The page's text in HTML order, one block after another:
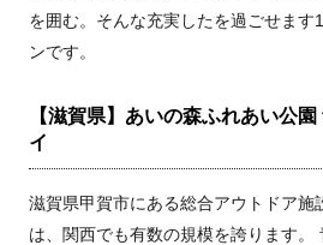
を囲む。そんな充実したを過ごせます
ンです。
【滋賀県】あいの森ふれあい公
イ
滋賀県甲賀市にある総合アウトドア施
は、関西でも有数の規模を誇ります。